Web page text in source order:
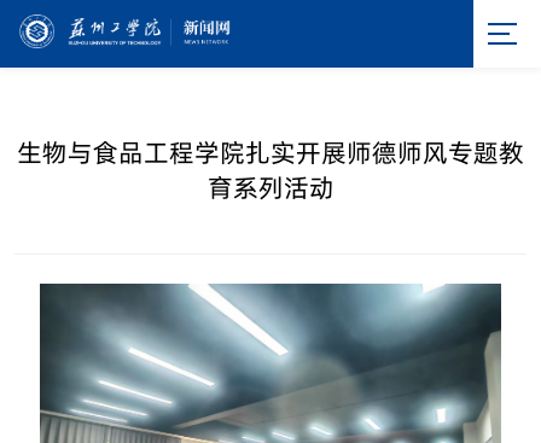
生物与食品工程学院扎实开展师德师风专题教
育系列活动